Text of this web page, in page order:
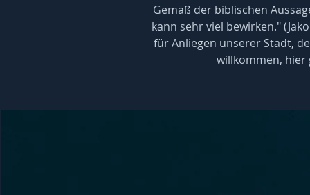
Gemäß der biblischen
kann sehr viel bewirken."
für Anliegen unserer Stadt,
willkommen, hier